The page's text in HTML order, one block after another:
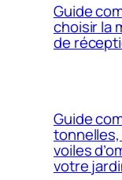
Guide
choisir la
de
Guide
voiles
votre